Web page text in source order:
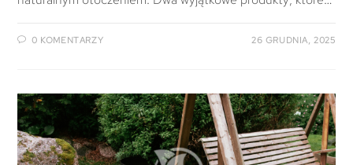
0 KOMENTARZY 26 GRUDNIA, 2025